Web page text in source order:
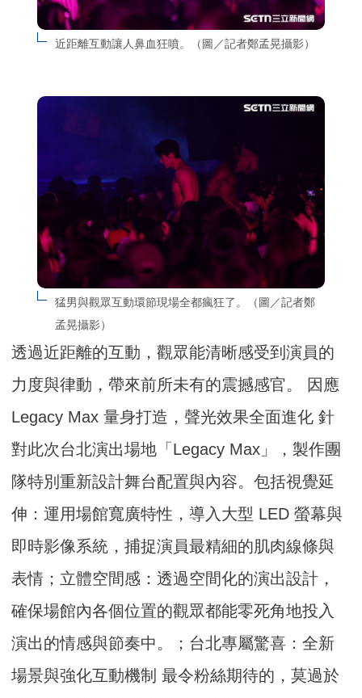
近距離互動讓人鼻血狂噴。（圖／記者鄭孟晃攝影）
猛男與觀眾互動環節現場全都瘋狂了。（圖／記者鄭
孟晃攝影）
透過近距離的互動，觀眾能清晰感受到演員的
力度與律動，帶來前所未有的震撼感官。 因應
Legacy Max 量身打造，聲光效果全面進化 針
對此次台北演出場地「Legacy Max」，製作團
隊特別重新設計舞台配置與內容。包括視覺延
伸：運用場館寬廣特性，導入大型 LED 螢幕與
即時影像系統，捕捉演員最精細的肌肉線條與
表情；立體空間感：透過空間化的演出設計，
確保場館內各個位置的觀眾都能零死角地投入
演出的情感與節奏中。；台北專屬驚喜：全新
場景與強化互動機制 最令粉絲期待的，莫過於